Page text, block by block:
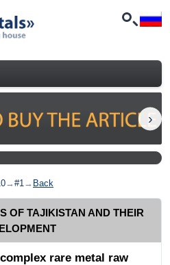
→#1→ Back
OF TAJIKISTAN AND THEIR
rare metal raw